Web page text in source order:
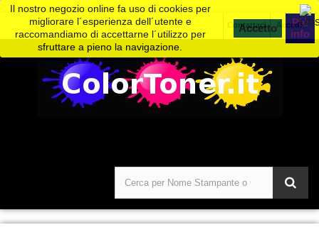
Accedi
Contattaci
Il nostro negozio online fa uso di cookies per
migliorare l´esperienza dell´utente e
raccomandiamo di accettarne l´utilizzo per
sfruttare a pieno la navigazione.
Piú
info